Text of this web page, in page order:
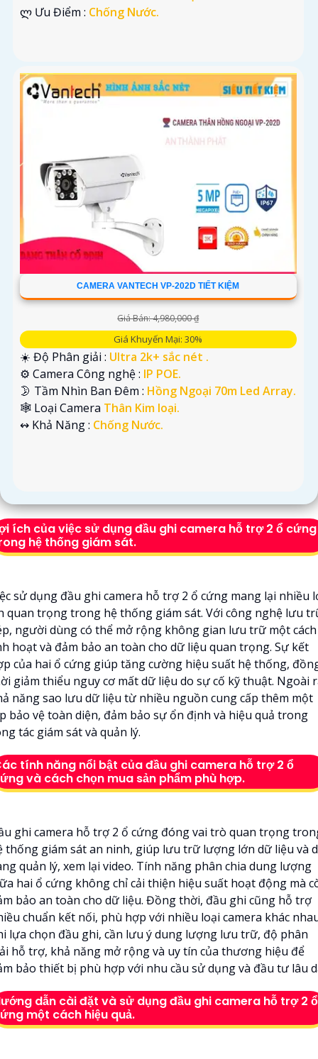
️ლ Ưu Điểm : Chống Nước.
CAMERA VANTECH VP-202D TIẾT KIỆM
Giá Bán: 4,980,000 ₫
Giá Khuyến Mại: 30%
☀️ Độ Phân giải : Ultra 2k+ sắc nét .
⚙ Camera Công nghệ : IP POE.
🌛 Tầm Nhìn Ban Đêm : Hồng Ngoại 70m Led Array.
🕸️ Loại Camera Thân Kim loại.
️↭ Khả Năng : Chống Nước.
ích của việc sử dụng đầu ghi camera hỗ trợ 2 ổ cứng
hệ thống giám sát.
sử dụng đầu ghi camera hỗ trợ 2 ổ cứng mang lại nhiều
quan trọng trong hệ thống giám sát. Với công nghệ lưu
người dùng có thể mở rộng không gian lưu trữ một cách
hoạt và đảm bảo an toàn cho dữ liệu quan trọng. Sự kết
của hai ổ cứng giúp tăng cường hiệu suất hệ thống,
giảm thiểu nguy cơ mất dữ liệu do sự cố kỹ thuật. Ngoài
năng sao lưu dữ liệu từ nhiều nguồn cung cấp thêm một
bảo vệ toàn diện, đảm bảo sự ổn định và hiệu quả trong
tác giám sát và quản lý.
tính năng nổi bật của đầu ghi camera hỗ trợ 2 ổ
và cách chọn mua sản phẩm phù hợp.
ghi camera hỗ trợ 2 ổ cứng đóng vai trò quan trọng
thống giám sát an ninh, giúp lưu trữ lượng lớn dữ liệu và
quản lý, xem lại video. Tính năng phân chia dung lượng
hai ổ cứng không chỉ cải thiện hiệu suất hoạt động mà
bảo an toàn cho dữ liệu. Đồng thời, đầu ghi cũng hỗ trợ
chuẩn kết nối, phù hợp với nhiều loại camera khác
lựa chọn đầu ghi, cần lưu ý dung lượng lưu trữ, độ phân
hỗ trợ, khả năng mở rộng và uy tín của thương hiệu để
bảo thiết bị phù hợp với nhu cầu sử dụng và đầu tư lâu
dẫn cài đặt và sử dụng đầu ghi camera hỗ trợ 2 ổ
một cách hiệu quả.